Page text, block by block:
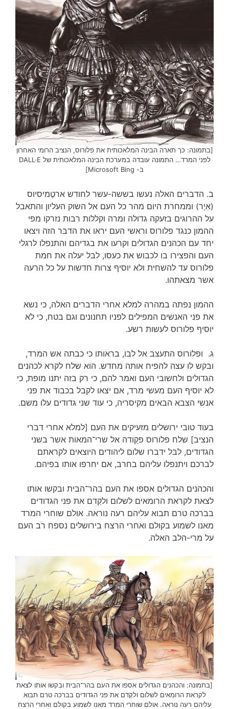
[בתמונה: כך תארה הבינה המלאכותית את פלורוס, הנציב הרומי האחרון
לפני המרד… התמונה עובדה במערכת הבינה המלאכותית של DALL·E
ב- Microsoft Bing]
ב. הדברים האלה נעשו בששה-עשר לחודש ארטֶמיסיוס
(אִיָר) וממחרת היום מהר כל העם אל השוק העליון והתאבל
על ההרוגים בזעקה גדולה ומרה וקללות רבות נזרקו מפי
ההמון כנגד פלורוס וראשי העם יראו את הדבר הזה ויצאו
יחד עם הכהנים הגדולים וקרעו את בגדיהם והתנפלו לרגלי
העם והפצירו בו לכבוש את כעסו, לבל יעלה את חמת
פלורוס עד להשחית ולא יוסיף צרות חדשות על כל הרעה
אשר מצאתהו.
ההמון נפתה במהרה למלא אחרי הדברים האלה, כי נשא
את פני האנשים המפילים לפניו תחנונים וגם בטח, כי לא
יוסיף פלורוס לעשות רשע.
ג. ופלורוס התעצב אל לבו, בראותו כי כבתה אש המרד,
ובקש לו עצה להפיח אותה מחדש. הוא שלח לקרא לכהנים
הגדולים ולחשובי העם ואמר להם, כי רק בזה יתנו מופת, כי
לא יוסיף העם מעשי מרד, אם יצאו לקבל בכבוד את פני
אנשי הצבא הבאים מקיסריה, כי עוד שני גדודים עלו משם.
בעוד טובי ירושלים מזעיקים את העם [למלא אחרי דברי
הנציב] שלח פלורוס פקֻודה אל שרי־המאות אשר בשני
הגדודים, לבל ידברו שלום ליהודים היוצאים לקראתם
לברכם ויתנפלו עליהם בחרב, אם יחרפו אותו בפיהם.
והכהנים הגדולים אספו את העם בהר־הבית ובקשו אותו
לצאת לקראת הרומאים לשלום ולקַדם את פני הגדודים
בברכה טרם תבוא עליהם רעה נוראה. אולם שוחרי המרד
מאנו לשמוע בקולם ואחרי הרצח בירושלים נספח רֹב העם
על מרי-הלב האלה.
[בתמונה: והכהנים הגדולים אספו את העם בהר־הבית ובקשו אותו לצאת
לקראת הרומאים לשלום ולקַדם את פני הגדודים בברכה טרם תבוא
עליהם רעה נוראה. אולם שוחרי המרד מאנו לשמוע בקולם ואחרי הרצח